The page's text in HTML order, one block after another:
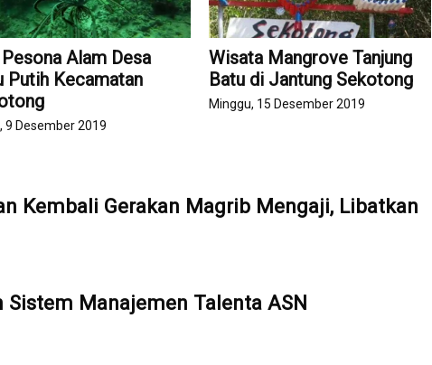
Pesona Alam Desa
Putih Kecamatan
9 Desember 2019
Wisata Mangrove Tanjung
Batu di Jantung Sekotong
Minggu, 15 Desember 2019
Kembali Gerakan Magrib Mengaji, Libatkan
Sistem Manajemen Talenta ASN